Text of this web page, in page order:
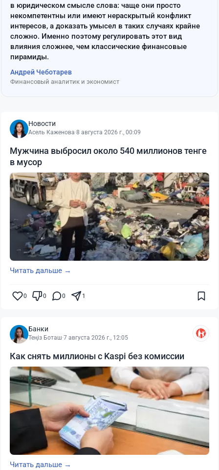
в юридическом смысле слова: чаще они просто
некомпетентны или имеют нераскрытый конфликт
интересов, а доказать умысел в таких случаях крайне
сложно. Именно поэтому регулировать этот вид
влияния сложнее, чем классические финансовые
пирамиды.
Андрей Чеботарев
Финансовый аналитик и экономист
Новости
Асель Каженова·8 августа 2026 г., 00:09
Мужчина выбросил около 540 миллионов тенге
в мусор
Читать дальше →
0 0 0 1
Банки
Теңіз Боташ·7 августа 2026 г., 12:05
Как снять миллионы с Kaspi без комиссии
Читать дальше →